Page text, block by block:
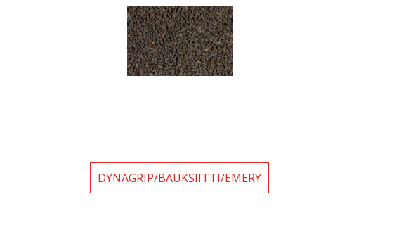
DYNAGRIP/BAUKSIITTI/EMERY